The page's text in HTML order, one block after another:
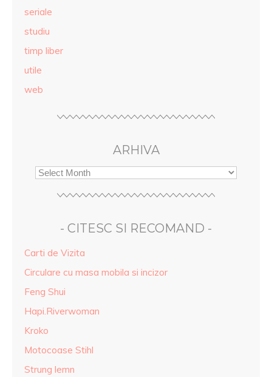
seriale
studiu
timp liber
utile
web
ARHIVA
- CITESC SI RECOMAND -
Carti de Vizita
Circulare cu masa mobila si incizor
Feng Shui
Hapi.Riverwoman
Kroko
Motocoase Stihl
Strung lemn